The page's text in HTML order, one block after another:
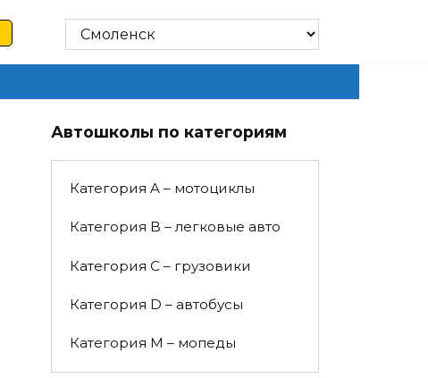
Автошколы по категориям
Категория A – мотоциклы
Категория B – легковые авто
Категория C – грузовики
Категория D – автобусы
Категория M – мопеды